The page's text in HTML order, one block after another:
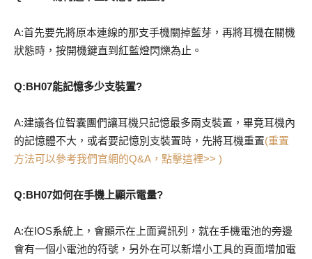
A:首先要先將原本連線的那支手機關掉藍芽，再將耳機在關機
狀態時，按開機鍵直到紅藍燈閃爍為止。
Q:BH07能記憶多少支裝置?
A:建議各位智囊團們讓耳機只記憶最多兩支裝置，畢竟耳機內
的記憶體不大，或者要記憶別支裝置時，先將耳機重置(重置
方法可以參考我們官網的Q&A，點擊這裡>> )
Q:BH07如何在手機上顯示電量?
A:在IOS系統上，會顯示在上面資訊列，就在手機電池的旁邊
會有一個小電池的符號，另外在可以新增小工具的頁面增加電